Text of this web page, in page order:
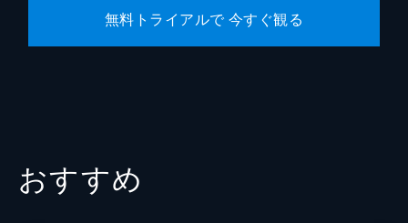
無料トライアルで 今すぐ観る
おすすめ